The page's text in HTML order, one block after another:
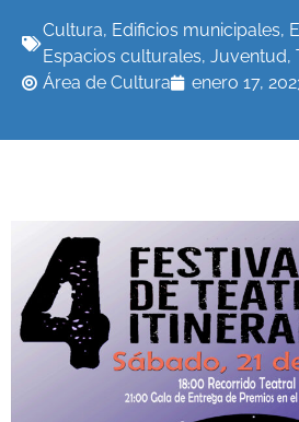
Cultura, Edificios municipales,
Espacios culturales, Juventud,
Área de Cultura
enero 17,